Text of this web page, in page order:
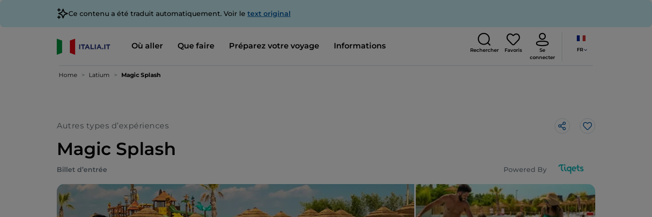
Ce contenu a été traduit automatiquement. Voir le text original
Où aller Que faire Préparez votre voyage Informations Rechercher Favoris
Se
connecter
FR
Home Latium Magic Splash
Autres types d’expériences
Magic Splash
Billet d’entrée Powered By
J’aime